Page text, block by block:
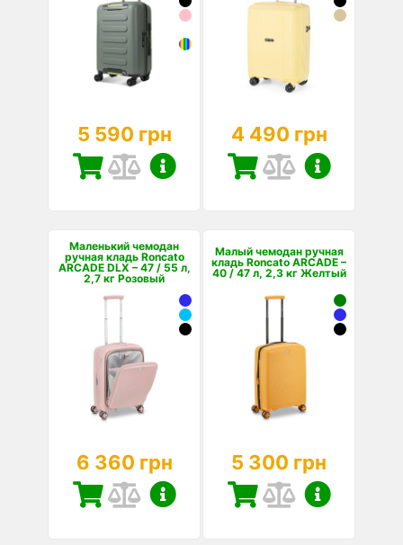
5 590 грн 4 490 грн
Маленький чемодан
ручная кладь Roncato
ARCADE DLX – 47 / 55 л,
2,7 кг Розовый
6 360 грн
Малый чемодан ручная
кладь Roncato ARCADE –
40 / 47 л, 2,3 кг Желтый
5 300 грн